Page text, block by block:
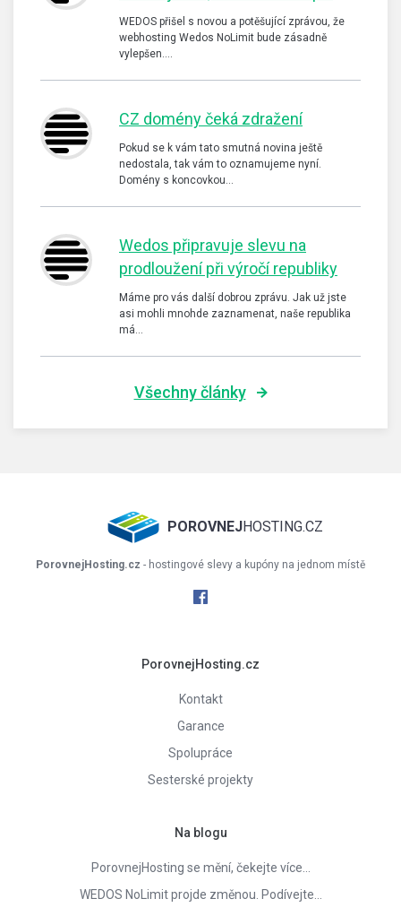
WEDOS přišel s novou a potěšující zprávou, že
webhosting Wedos NoLimit bude zásadně
vylepšen.…
CZ domény čeká zdražení
Pokud se k vám tato smutná novina ještě
nedostala, tak vám to oznamujeme nyní.
Domény s koncovkou…
Wedos připravuje slevu na
prodloužení při výročí republiky
Máme pro vás další dobrou zprávu. Jak už jste
asi mohli mnohde zaznamenat, naše republika
má…
Všechny články
POROVNEJHOSTING.CZ
PorovnejHosting.cz - hostingové slevy a kupóny na jednom místě
PorovnejHosting.cz
Kontakt
Garance
Spolupráce
Sesterské projekty
Na blogu
PorovnejHosting se mění, čekejte více…
WEDOS NoLimit projde změnou. Podívejte…